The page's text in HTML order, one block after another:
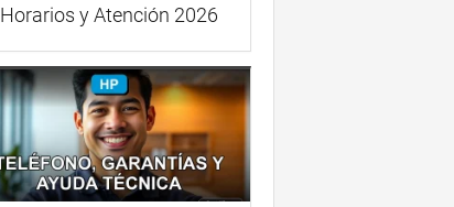
Horarios y Atención 2026